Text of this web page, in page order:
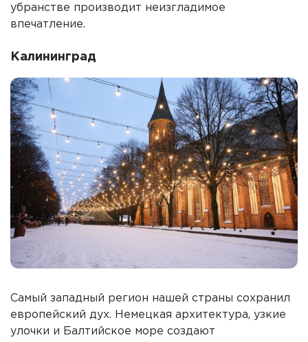
убранстве производит неизгладимое
впечатление.
Калининград
Самый западный регион нашей страны сохранил
европейский дух. Немецкая архитектура, узкие
улочки и Балтийское море создают